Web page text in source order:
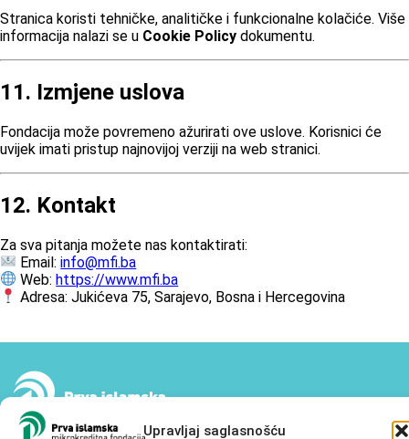
Upravljaj saglasnošću
Stranica koristi tehničke, analitičke i funkcionalne kolačiće. Više
informacija nalazi se u Cookie Policy dokumentu.
11. Izmjene uslova
Fondacija može povremeno ažurirati ove uslove. Korisnici će
uvijek imati pristup najnovijoj verziji na web stranici.
12. Kontakt
Za sva pitanja možete nas kontaktirati:
Email:info@mfi.ba
Web:https://www.mfi.ba
Adresa: Jukićeva 75, Sarajevo, Bosna i Hercegovina